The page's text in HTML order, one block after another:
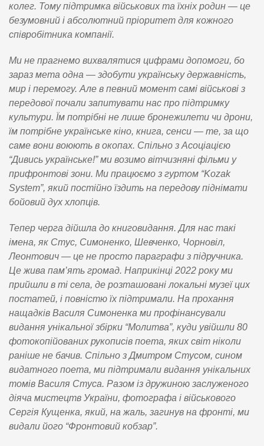
колег. Тому підтримка військових та їхніх родин — це
безумовний і абсолютний пріоритет для кожного
співробітника компанії.
Ми не прагнемо вихвалятися цифрами допомоги, бо
зараз мета одна — здобути українську державність,
мир і перемогу. Але в певний момент самі військові з
передової почали запитувати нас про підтримку
культури. Їм потрібні не лише бронежилети чи дрони,
їм потрібне українське кіно, книга, сенси — те, за що
саме вони воюють в окопах. Спільно з Асоціацією
“Дивись українське!” ми возимо вітчизняні фільми у
прифронтові зони. Ми працюємо з гуртом “Kozak
System”, який постійно їздить на передову піднімати
бойовий дух хлопців.
Тепер черга дійшла до книговидання. Для нас такі
імена, як Стус, Симоненко, Шевченко, Чорновіл,
Леонтович — це не просто параграфи з підручника.
Це жива пам’ять громад. Наприкінці 2022 року ми
прийшли в ті села, де розташовані локальні музеї цих
постатей, і повністю їх підтримали. На прохання
нащадків Василя Симоненка ми профінансували
видання унікальної збірки “Молитва”, куди увійшли 80
фотокопійованих рукописів поета, яких світ ніколи
раніше не бачив. Спільно з Дмитром Стусом, сином
видатного поета, ми підтримали видання унікальних
томів Василя Стуса. Разом із дружиною заслуженого
діяча мистецтв України, фотографа і військового
Сергія Кущенка, який, на жаль, загинув на фронті, ми
видали його “Фронтовий кобзар”.